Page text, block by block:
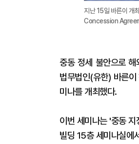
지난 15일 바른이 개
Concession
중동 정세 불안으로 해
법무법인(유한) 바른이
미나를 개최했다.
이번 세미나는 '중동
빌딩 15층 세미나실에